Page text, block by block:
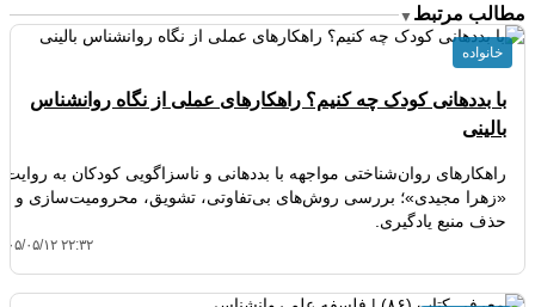
مطالب مرتبط ▼
با بددهانی کودک چه کنیم؟ راهکارهای عملی از نگاه روانشناس
بالینی
راهکارهای روان‌شناختی مواجهه با بددهانی و ناسزاگویی کودکان به روایت
«زهرا مجیدی»؛ بررسی روش‌های بی‌تفاوتی، تشویق، محرومیت‌سازی و
حذف منبع یادگیری.
۱۴۰۵/۰۵/۱۲
خانواده